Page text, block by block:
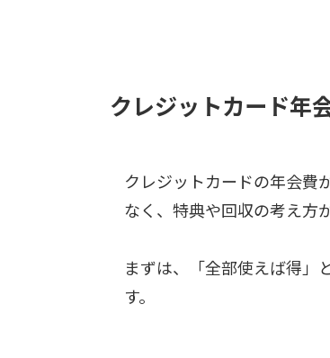
クレジットカード年
クレジットカードの年会費
なく、特典や回収の考え方
まずは、「全部使えば得」
す。